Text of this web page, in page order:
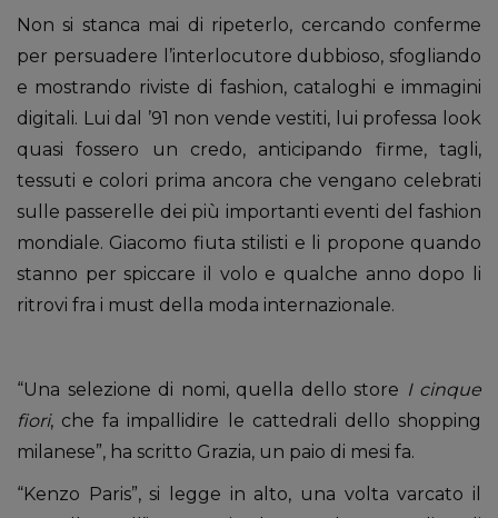
Non si stanca mai di ripeterlo, cercando conferme
per persuadere l’interlocutore dubbioso, sfogliando
e mostrando riviste di fashion, cataloghi e immagini
digitali. Lui dal ’91 non vende vestiti, lui professa look
quasi fossero un credo, anticipando firme, tagli,
tessuti e colori prima ancora che vengano celebrati
sulle passerelle dei più importanti eventi del fashion
mondiale. Giacomo fiuta stilisti e li propone quando
stanno per spiccare il volo e qualche anno dopo li
ritrovi fra i must della moda internazionale.
“Una selezione di nomi, quella dello store I cinque
fiori, che fa impallidire le cattedrali dello shopping
milanese”, ha scritto Grazia, un paio di mesi fa.
“Kenzo Paris”, si legge in alto, una volta varcato il